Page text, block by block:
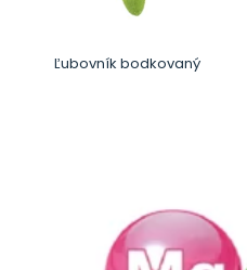
Ľubovník bodkovaný